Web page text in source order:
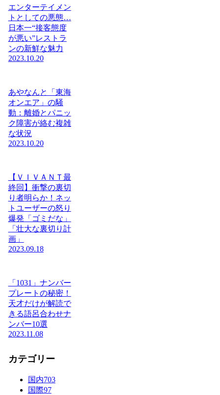
エンターテイメン
トとしての悪態…
日本一“接客態度
が悪い”レストラ
ンの新鮮な魅力
2023.10.20
あやなんと「東海
オンエア」の騒
動：離婚とパニッ
ク障害が絡む複雑
な状況
2023.10.20
【ＶＩＶＡＮＴ最
終回】衝撃の裏切
り者明らか！ネッ
トユーザーの怒り
爆発「ゴミだな」
「壮大な裏切り計
画」
2023.09.18
「1031」ナンバー
プレートの秘密！
天才だけが解読で
きる語呂合わせナ
ンバー10選
2023.11.08
カテゴリー
国内703
国際97